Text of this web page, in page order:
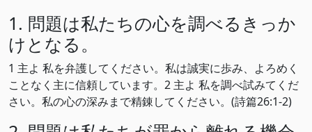
1. 問題は私たちの心を調べるきっか
けとなる。
1 主よ 私を弁護してください。私は誠実に歩み、よろめく
ことなく主に信頼しています。2 主よ 私を調べ試みてくだ
さい。私の心の深みまで精錬してください。(詩篇26:1-2)